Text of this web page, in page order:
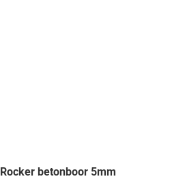
Rocker betonboor 5mm